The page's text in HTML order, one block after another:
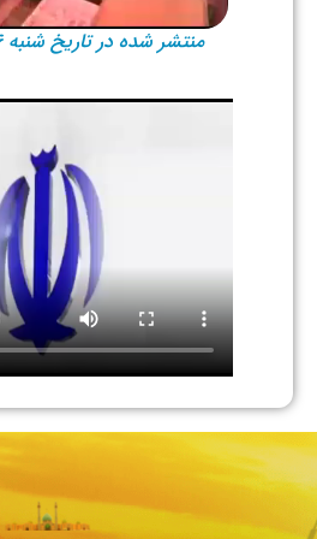
منتشر شده در تاریخ شنبه ۰۶ خرداد ۱۴۰۲